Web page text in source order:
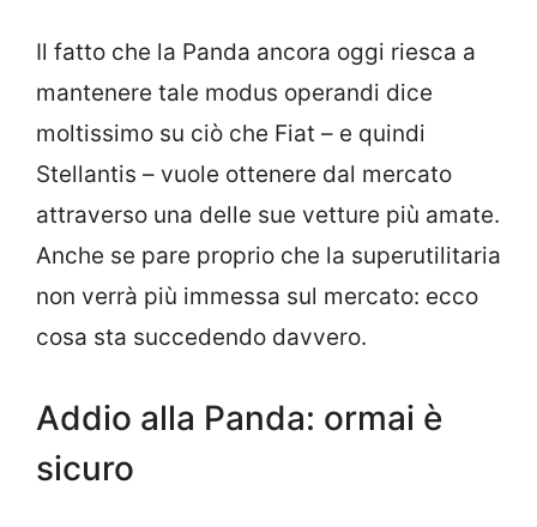
Il fatto che la Panda ancora oggi riesca a
mantenere tale modus operandi dice
moltissimo su ciò che Fiat – e quindi
Stellantis – vuole ottenere dal mercato
attraverso una delle sue vetture più amate.
Anche se pare proprio che la superutilitaria
non verrà più immessa sul mercato: ecco
cosa sta succedendo davvero.
Addio alla Panda: ormai è
sicuro